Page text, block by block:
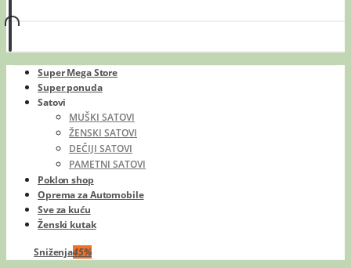
Super Mega Store
Super ponuda
Satovi
MUŠKI SATOVI
ŽENSKI SATOVI
DEČIJI SATOVI
PAMETNI SATOVI
Poklon shop
Oprema za Automobile
Sve za kuću
Ženski kutak
Sniženja45%